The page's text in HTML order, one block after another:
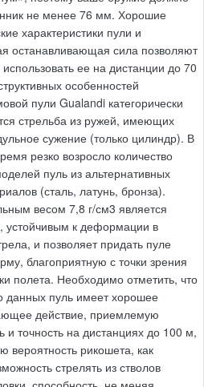
не менее 76 мм. Хорошие
характеристики пули и
останавливающая сила позволяют
ее на дистанции до 70
особенностей
пули Gualandi категорически
стрельба из ружей, имеющих
сужение (только цилиндр). В
резко возросло количество
пуль из альтернативных
(сталь, латунь, бронза).
весом 7,8 г/см3 является
устойчивым к деформации в
и позволяет придать пуле
благоприятную с точки зрения
полета. Необходимо отметить, что
данных пуль имеет хорошее
действие, приемлемую
и точность на дистанциях до 100 м,
вероятность рикошета, как
стрелять из стволов